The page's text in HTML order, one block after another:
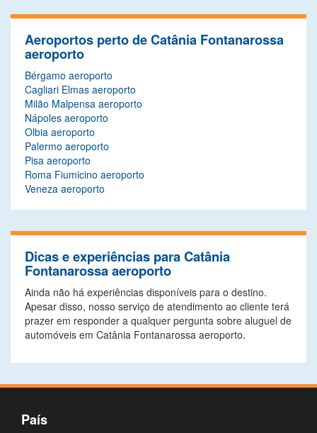
Aeroportos perto de Catânia Fontanarossa
aeroporto
Bérgamo aeroporto
Cagliari Elmas aeroporto
Milão Malpensa aeroporto
Nápoles aeroporto
Olbia aeroporto
Palermo aeroporto
Pisa aeroporto
Roma Fiumicino aeroporto
Veneza aeroporto
Dicas e experiências para Catânia
Fontanarossa aeroporto
Ainda não há experiências disponíveis para o destino.
Apesar disso, nosso serviço de atendimento ao cliente terá
prazer em responder a qualquer pergunta sobre aluguel de
automóveis em Catânia Fontanarossa aeroporto.
País